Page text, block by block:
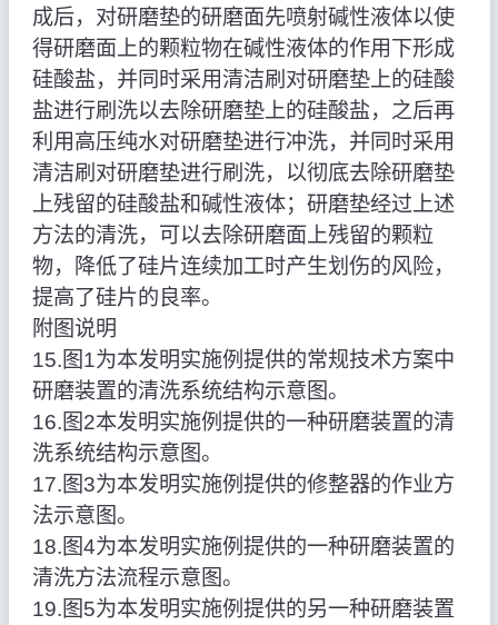
成后，对研磨垫的研磨面先喷射碱性液体以使
得研磨面上的颗粒物在碱性液体的作用下形成
硅酸盐，并同时采用清洁刷对研磨垫上的硅酸
盐进行刷洗以去除研磨垫上的硅酸盐，之后再
利用高压纯水对研磨垫进行冲洗，并同时采用
清洁刷对研磨垫进行刷洗，以彻底去除研磨垫
上残留的硅酸盐和碱性液体；研磨垫经过上述
方法的清洗，可以去除研磨面上残留的颗粒
物，降低了硅片连续加工时产生划伤的风险，
提高了硅片的良率。
附图说明
15.图1为本发明实施例提供的常规技术方案中
研磨装置的清洗系统结构示意图。
16.图2本发明实施例提供的一种研磨装置的清
洗系统结构示意图。
17.图3为本发明实施例提供的修整器的作业方
法示意图。
18.图4为本发明实施例提供的一种研磨装置的
清洗方法流程示意图。
19.图5为本发明实施例提供的另一种研磨装置